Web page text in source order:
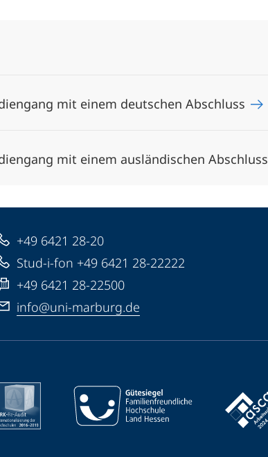
mit einem deutschen Abschluss
mit einem ausländischen Abschluss
+49 6421 28-20
Stud-i-fon +49 6421 28-22222
+49 6421 28-22500
info@uni-marburg.de